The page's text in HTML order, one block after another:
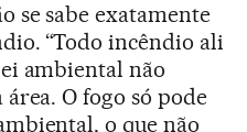
se sabe exatamente
“Todo incêndio ali
ambiental não
O fogo só pode
o que não